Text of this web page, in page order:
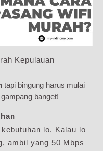
Kepulauan
tapi bingung harus mulai
banget!
lo. Kalau lo
ambil yang 50 Mbps